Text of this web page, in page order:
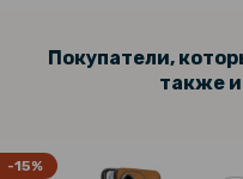
Противоударная
Spark Go 1, Transparent
Покупатели,
также
-15%